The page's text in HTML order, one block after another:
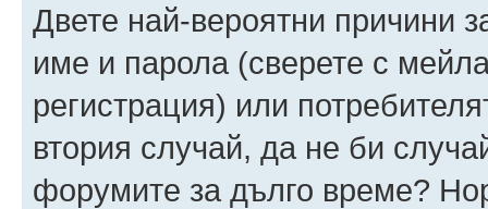
Двете най-вероятни причини
име и парола (сверете с
регистрация) или
втория случай, да не би
форумите за дълго време?